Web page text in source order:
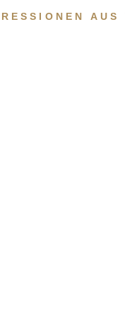
AUS